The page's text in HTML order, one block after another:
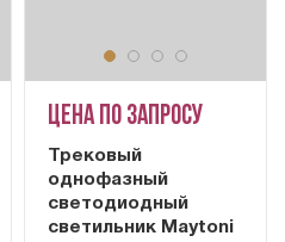
Цена по запросу
Трековый
однофазный
светодиодный
светильник Maytoni